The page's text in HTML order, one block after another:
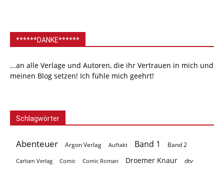
******DANKE******
...an alle Verlage und Autoren, die ihr Vertrauen in mich und
meinen Blog setzen! Ich fühle mich geehrt!
Schlagwörter
Abenteuer Argon Verlag Auftakt Band 1 Band 2
Carlsen Verlag Comic Comic Roman Droemer Knaur dtv